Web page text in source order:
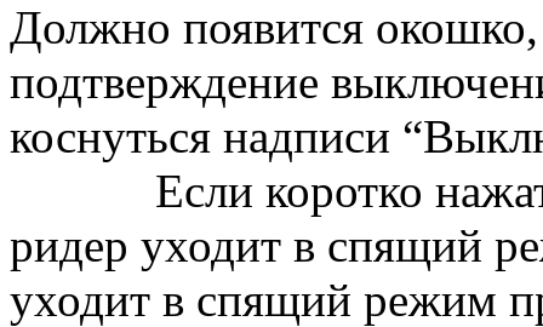
Должно появится
подтверждение
коснуться надписи
Если коротко нажать
ридер уходит в спящий
уходит в спящий режим